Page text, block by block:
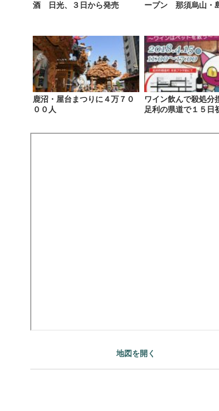
酒 日光、３日から発売
ープン 那須烏山・
鹿沼・屋台まつりに４万７０
００人
ワイン飲んで殺処
足利の県道で１５日
地図を開く